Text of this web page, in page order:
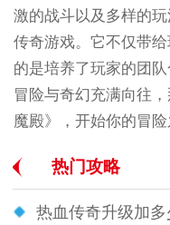
激的战斗以及多样的
传奇游戏。它不仅带
的是培养了玩家的团
冒险与奇幻充满向往
魔殿》，开始你的冒险
热门攻略
热血传奇升级加多